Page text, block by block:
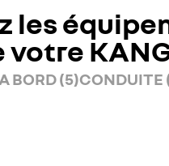
les
BORD (5)CONDUITE